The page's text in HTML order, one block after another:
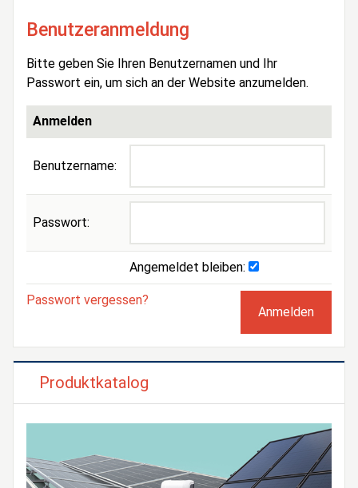
Benutzeranmeldung
Bitte geben Sie Ihren Benutzernamen und Ihr
Passwort ein, um sich an der Website anzumelden.
Anmelden
Benutzername:
Passwort:
Angemeldet bleiben:
Passwort vergessen?
Produktkatalog